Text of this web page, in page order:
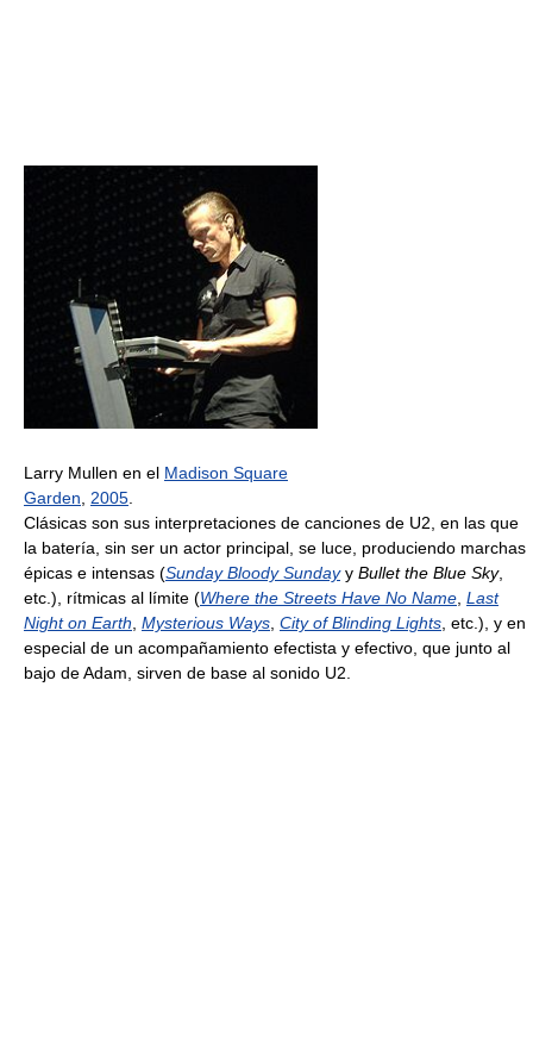
Larry Mullen en el Madison Square
Garden, 2005.
Clásicas son sus interpretaciones de canciones de U2, en las que
la batería, sin ser un actor principal, se luce, produciendo marchas
épicas e intensas (Sunday Bloody Sundayy Bullet the Blue Sky,
etc.), rítmicas al límite (Where the Streets Have No Name, Last
Night on Earth, Mysterious Ways, City of Blinding Lights, etc.), y en
especial de un acompañamiento efectista y efectivo, que junto al
bajo de Adam, sirven de base al sonido U2.